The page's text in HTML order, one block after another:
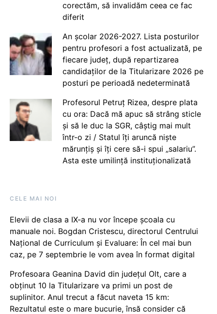
corectăm, să invalidăm ceea ce fac
diferit
An școlar 2026-2027. Lista posturilor
pentru profesori a fost actualizată, pe
fiecare județ, după repartizarea
candidaților de la Titularizare 2026 pe
posturi pe perioadă nedeterminată
Profesorul Petruț Rizea, despre plata
cu ora: Dacă mă apuc să strâng sticle
și să le duc la SGR, câștig mai mult
într-o zi / Statul îți aruncă niște
mărunțiș și îți cere să-i spui „salariu”.
Asta este umilință instituționalizată
CELE MAI NOI
Elevii de clasa a IX-a nu vor începe școala cu
manuale noi. Bogdan Cristescu, directorul Centrului
Național de Curriculum și Evaluare: În cel mai bun
caz, pe 7 septembrie le vom avea în format digital
Profesoara Geanina David din județul Olt, care a
obținut 10 la Titularizare va primi un post de
suplinitor. Anul trecut a făcut naveta 15 km:
Rezultatul este o mare bucurie, însă consider că